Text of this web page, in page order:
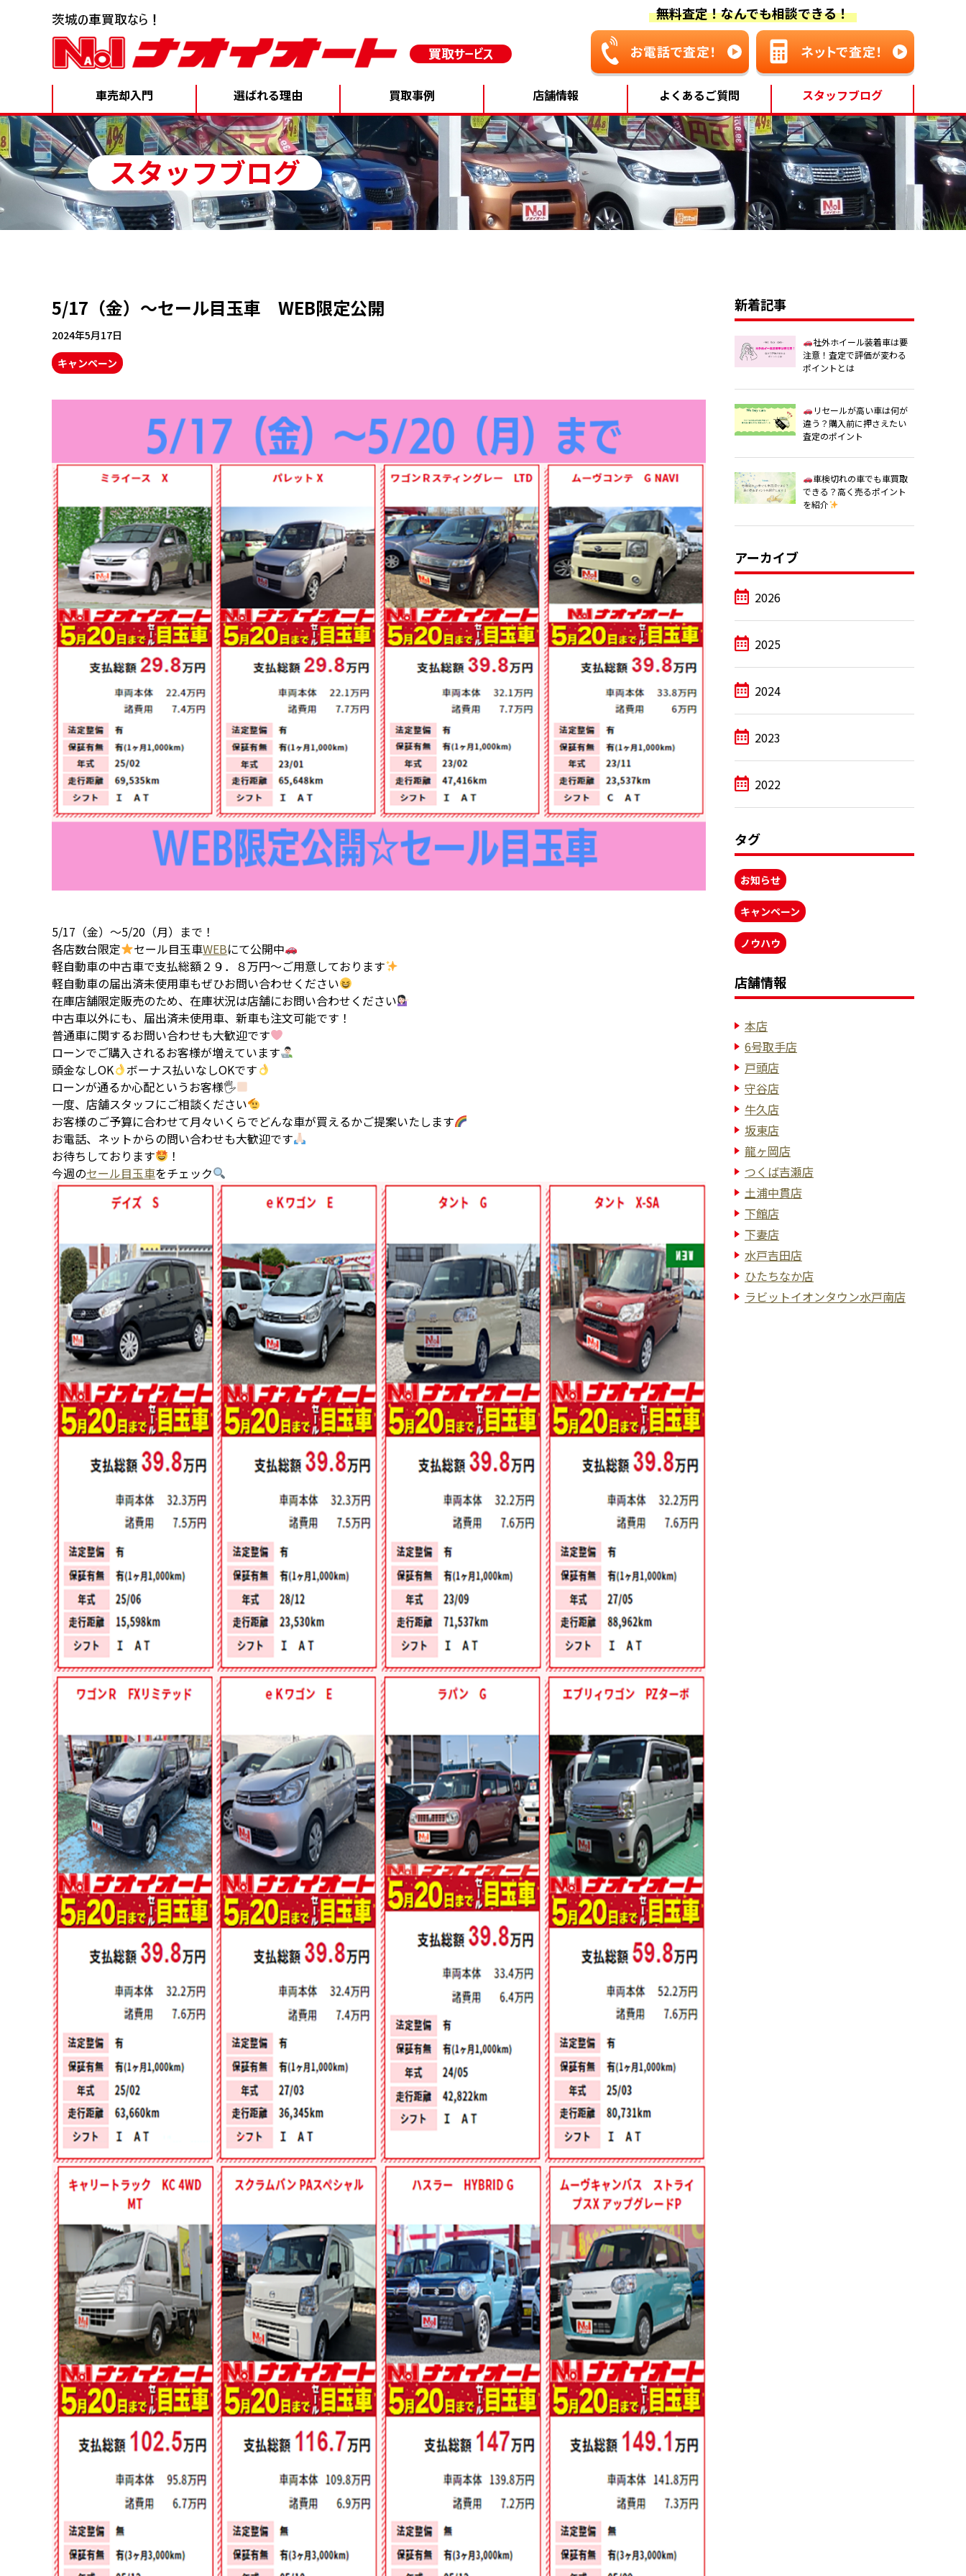
無料査定！なんでも相談できる！
車売却入門 選ばれる理由 買取事例 店舗情報 よくあるご質問 スタッフブログ
スタッフブログ
5/17（金）～セール目玉車 WEB限定公開
2024年5月17日
キャンペーン
5/17（金）～5/20（月）まで！
各店数台限定
セール目玉車WEBにて公開中
軽自動車の中古車で支払総額２９．８万円～ご用意しております
軽自動車の届出済未使用車もぜひお問い合わせください
在庫店舗限定販売のため、在庫状況は店舗にお問い合わせください
中古車以外にも、届出済未使用車、新車も注文可能です！
普通車に関するお問い合わせも大歓迎です
ローンでご購入されるお客様が増えています
頭金なしOK
ボーナス払いなしOKです
ローンが通るか心配というお客様🖐
一度、店舗スタッフにご相談ください
お客様のご予算に合わせて月々いくらでどんな車が買えるかご提案いたします
お電話、ネットからの問い合わせも大歓迎です
お待ちしております
！
今週のセール目玉車をチェック
新着記事
社外ホイール装着車は要
注意！査定で評価が変わる
ポイントとは
リセールが高い車は何が
違う？購入前に押さえたい
査定のポイント
車検切れの車でも車買取
できる？高く売るポイント
を紹介
アーカイブ
2026
2025
2024
2023
2022
タグ
お知らせ
キャンペーン
ノウハウ
店舗情報
本店
6号取手店
戸頭店
守谷店
牛久店
坂東店
龍ヶ岡店
つくば吉瀬店
土浦中貫店
下館店
下妻店
水戸吉田店
ひたちなか店
ラビットイオンタウン水戸南店